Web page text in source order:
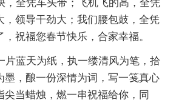
，全凭车头带；飞机飞的高，全凭
，领导干劲大；我们腰包鼓，全凭
祝福您春节快乐，合家幸福。
片蓝天为纸，执一缕清风为笔，拾
墨，酿一份深情为词，写一笺真心
尖当蜡烛，燃一串祝福给你，同